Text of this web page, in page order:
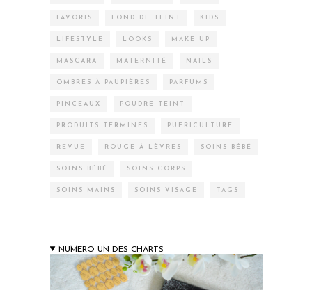
FAVORIS FOND DE TEINT KIDS
LIFESTYLE LOOKS MAKE-UP
MASCARA MATERNITÉ NAILS
OMBRES À PAUPIÈRES PARFUMS
PINCEAUX POUDRE TEINT
PRODUITS TERMINÉS PUÉRICULTURE
REVUE ROUGE À LÈVRES SOINS BÉBÉ
SOINS BÉBÉ SOINS CORPS
SOINS MAINS SOINS VISAGE TAGS
NUMERO UN DES CHARTS